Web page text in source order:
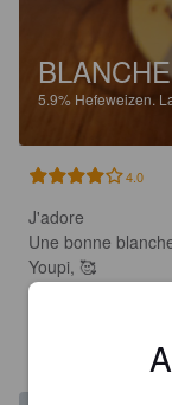
5.9% Hefeweizen.
4.0
J'adore
Une bonne
Youpi, 🥰